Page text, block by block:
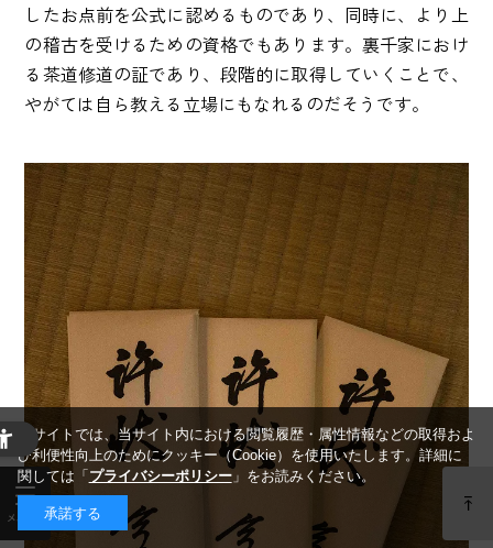
したお点前を公式に認めるものであり、同時に、より上
の稽古を受けるための資格でもあります。裏千家におけ
る茶道修道の証であり、段階的に取得していくことで、
やがては自ら教える立場にもなれるのだそうです。
当サイトでは、当サイト内における閲覧履歴・属性情報などの取得およ
び利便性向上のためにクッキー（Cookie）を使用いたします。詳細に
関しては「 プライバシーポリシー」をお読みください。
承諾する